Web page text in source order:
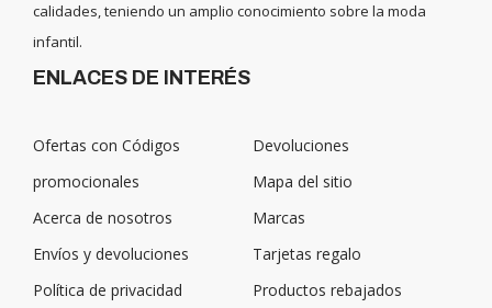
calidades, teniendo un amplio conocimiento sobre la moda
infantil.
ENLACES DE INTERÉS
Ofertas con Códigos
promocionales
Acerca de nosotros
Envíos y devoluciones
Política de privacidad
Devoluciones
Mapa del sitio
Marcas
Tarjetas regalo
Productos rebajados